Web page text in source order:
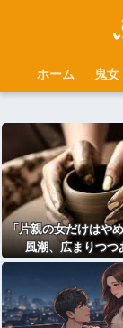
ホーム 鬼
「片親の女だけはや
風潮、広まりつつ